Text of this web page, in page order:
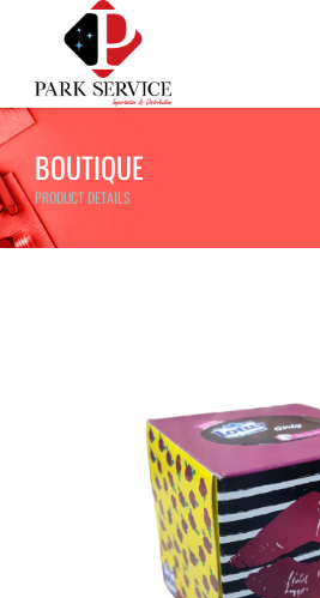
BOUTIQUE
PRODUCT DETAILS